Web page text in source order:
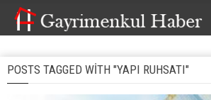
POSTS TAGGED WITH "YAPI RUHSATI"